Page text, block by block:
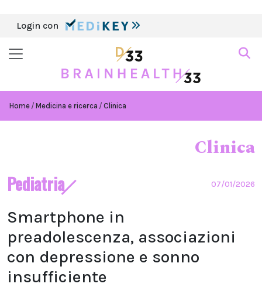
Login con
Home Medicina e ricerca Clinica
Clinica
Pediatria 07/01/2026
Smartphone in
preadolescenza, associazioni
con depressione e sonno
insufficiente